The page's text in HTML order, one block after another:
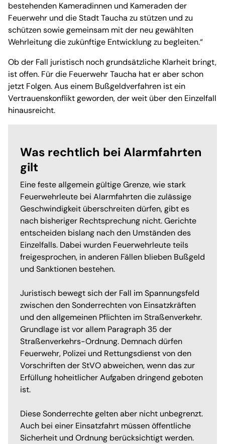
bestehenden Kameradinnen und Kameraden der
Feuerwehr und die Stadt Taucha zu stützen und zu
schützen sowie gemeinsam mit der neu gewählten
Wehrleitung die zukünftige Entwicklung zu begleiten.“
Ob der Fall juristisch noch grundsätzliche Klarheit bringt,
ist offen. Für die Feuerwehr Taucha hat er aber schon
jetzt Folgen. Aus einem Bußgeldverfahren ist ein
Vertrauenskonflikt geworden, der weit über den Einzelfall
hinausreicht.
Was rechtlich bei Alarmfahrten
gilt
Eine feste allgemein gültige Grenze, wie stark
Feuerwehrleute bei Alarmfahrten die zulässige
Geschwindigkeit überschreiten dürfen, gibt es
nach bisheriger Rechtsprechung nicht. Gerichte
entscheiden bislang nach den Umständen des
Einzelfalls. Dabei wurden Feuerwehrleute teils
freigesprochen, in anderen Fällen blieben Bußgeld
und Sanktionen bestehen.
Juristisch bewegt sich der Fall im Spannungsfeld
zwischen den Sonderrechten von Einsatzkräften
und den allgemeinen Pflichten im Straßenverkehr.
Grundlage ist vor allem Paragraph 35 der
Straßenverkehrs-Ordnung. Demnach dürfen
Feuerwehr, Polizei und Rettungsdienst von den
Vorschriften der StVO abweichen, wenn das zur
Erfüllung hoheitlicher Aufgaben dringend geboten
ist.
Diese Sonderrechte gelten aber nicht unbegrenzt.
Auch bei einer Einsatzfahrt müssen öffentliche
Sicherheit und Ordnung berücksichtigt werden.